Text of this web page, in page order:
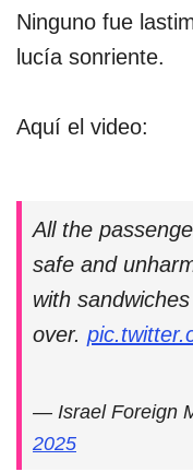
Ninguno fue
lucía sonriente.
Aquí el video:
All the
safe and
with
over.
— Israel Foreign
2025